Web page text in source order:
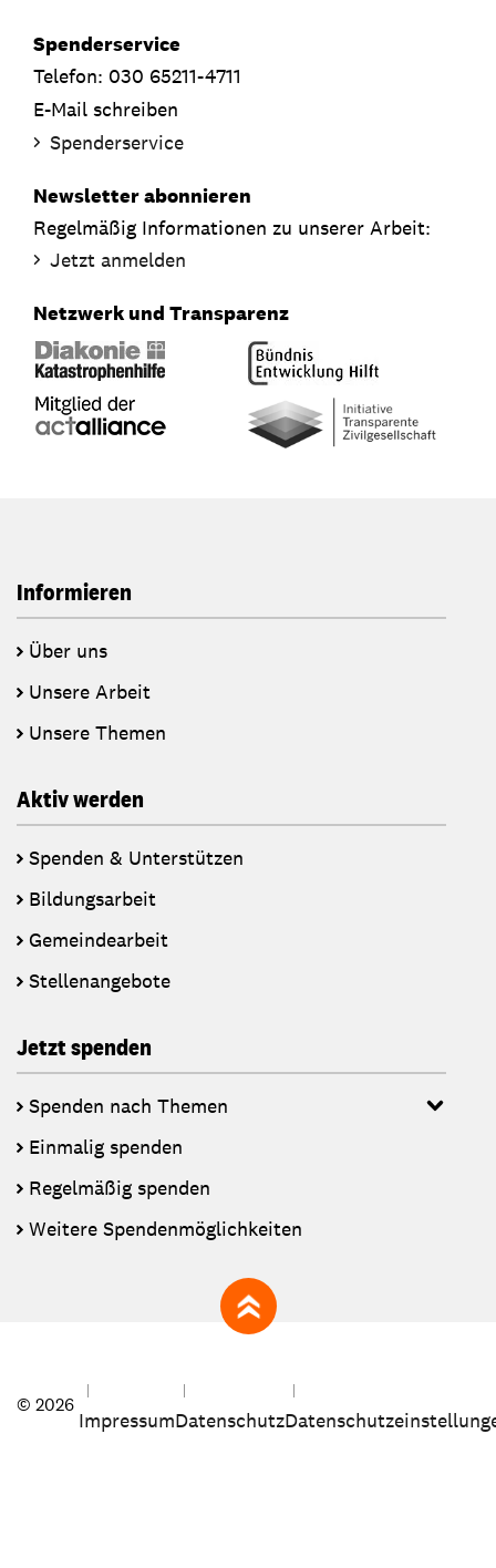
Spenderservice
Telefon: 030 65211-4711
E-Mail schreiben
Spenderservice
Newsletter abonnieren
Regelmäßig Informationen zu unserer Arbeit:
Jetzt anmelden
Netzwerk und Transparenz
Informieren
Über uns
Unsere Arbeit
Unsere Themen
Aktiv werden
Spenden & Unterstützen
Bildungsarbeit
Gemeindearbeit
Stellenangebote
Jetzt spenden
Spenden nach Themen
Einmalig spenden
Regelmäßig spenden
Weitere Spendenmöglichkeiten
zum Seitenanfang
© 2026
ImpressumDatenschutz